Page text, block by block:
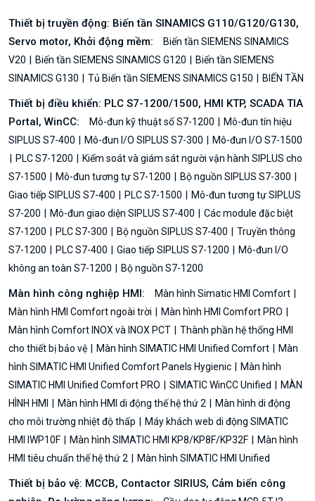
Thiết bị truyền động: Biến tần SINAMICS G110/G120/G130,
Servo motor, Khởi động mềm:
Biến tần SIEMENS SINAMICS
V20
Biến tần SIEMENS SINAMICS G120
Biến tần SIEMENS
SINAMICS G130
Tủ Biến tần SIEMENS SINAMICS G150 BIẾN TẦN
Thiết bị điều khiển: PLC S7-1200/1500, HMI KTP, SCADA TIA
Portal, WinCC:
Mô-đun kỹ thuật số S7-1200
Mô-đun tín hiệu
SIPLUS S7-400
Mô-đun I/O SIPLUS S7-300
Mô-đun I/O S7-1500
PLC S7-1200
Kiểm soát và giám sát người vận hành SIPLUS cho
S7-1500
Mô-đun tương tự S7-1200
Bộ nguồn SIPLUS S7-300
Giao tiếp SIPLUS S7-400
PLC S7-1500
Mô-đun tương tự SIPLUS
S7-200
Mô-đun giao diện SIPLUS S7-400
Các module đặc biệt
S7-1200
PLC S7-300 Bộ nguồn SIPLUS S7-400
Truyền thông
S7-1200
PLC S7-400 Giao tiếp SIPLUS S7-1200
Mô-đun I/O
không an toàn S7-1200
Bộ nguồn S7-1200
Màn hình công nghiệp HMI:
Màn hình Simatic HMI Comfort
Màn hình HMI Comfort ngoài trời
Màn hình HMI Comfort PRO
Màn hình Comfort INOX và INOX PCT
Thành phần hệ thống HMI
cho thiết bị bảo vệ
Màn hình SIMATIC HMI Unified Comfort
Màn
hình SIMATIC HMI Unified Comfort Panels Hygienic
Màn hình
SIMATIC HMI Unified Comfort PRO
SIMATIC WinCC Unified
MÀN
HÌNH HMI
Màn hình HMI di động thế hệ thứ 2
Màn hình di động
cho môi trường nhiệt độ thấp
Máy khách web di động SIMATIC
HMI IWP10F
Màn hình SIMATIC HMI KP8/KP8F/KP32F
Màn hình
HMI tiêu chuẩn thế hệ thứ 2
Màn hình SIMATIC HMI Unified
Thiết bị bảo vệ: MCCB, Contactor SIRIUS, Cảm biến công